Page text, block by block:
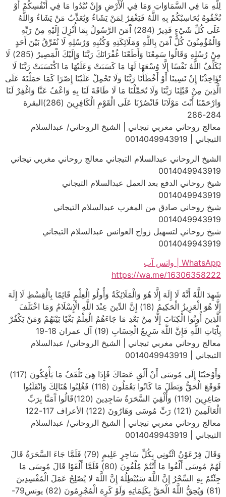
لِلَّهِ مَا فِي السَّمَاوَاتِ وَمَا فِي الْأَرْضِ وَإِنْ تُبْدُوا مَا فِي أَنْفُسِكُمْ أَوْ
تُخْفُوهُ يُحَاسِبْكُمْ بِهِ اللَّهُ فَيَغْفِرُ لِمَنْ يَشَاءُ وَيُعَذِّبُ مَنْ يَشَاءُ وَاللَّهُ
عَلَى كُلِّ شَيْءٍ قَدِيرٌ (284) آَمَنَ الرَّسُولُ بِمَا أُنْزِلَ إِلَيْهِ مِنْ رَبِّهِ
وَالْمُؤْمِنُونَ كُلٌّ آَمَنَ بِاللَّهِ وَمَلَائِكَتِهِ وَكُتُبِهِ وَرُسُلِهِ لَا نُفَرِّقُ بَيْنَ أَحَدٍ
مِنْ رُسُلِهِ وَقَالُوا سَمِعْنَا وَأَطَعْنَا غُفْرَانَكَ رَبَّنَا وَإِلَيْكَ الْمَصِيرُ (285) لَا
يُكَلِّفُ اللَّهُ نَفْسًا إِلَّا وُسْعَهَا لَهَا مَا كَسَبَتْ وَعَلَيْهَا مَا اكْتَسَبَتْ رَبَّنَا لَا
تُؤَاخِذْنَا إِنْ نَسِينَا أَوْ أَخْطَأْنَا رَبَّنَا وَلَا تَحْمِلْ عَلَيْنَا إِصْرًا كَمَا حَمَلْتَهُ عَلَى
الَّذِينَ مِنْ قَبْلِنَا رَبَّنَا وَلَا تُحَمِّلْنَا مَا لَا طَاقَةَ لَنَا بِهِ وَاعْفُ عَنَّا وَاغْفِرْ لَنَا
وَارْحَمْنَا أَنْتَ مَوْلَانَا فَانْصُرْنَا عَلَى الْقَوْمِ الْكَافِرِينَ (286)البقرة
284-286
معالج روحاني مغربي تيجاني | الشيخ الروحاني/ عبدالسلام
التيجاني | 0014049943919
الشيخ الروحاني عبدالسلام التيجاني معالج روحاني مغربي تيجاني
0014049943919
شيخ روحاني الدفع بعد العمل عبدالسلام التيجاني
0014049943919
شيخ روحاني صادق من المغرب عبدالسلام التيجاني
0014049943919
شيخ روحاني لتسهيل زواج العوانس عبدالسلام التيجاني
0014049943919
WhatsApp | واتس آب
https://wa.me/16306358222
شَهِدَ اللَّهُ أَنَّهُ لَا إِلَهَ إِلَّا هُوَ وَالْمَلَائِكَةُ وَأُولُو الْعِلْمِ قَائِمًا بِالْقِسْطِ لَا إِلَهَ
إِلَّا هُوَ الْعَزِيزُ الْحَكِيمُ (18) إِنَّ الدِّينَ عِنْدَ اللَّهِ الْإِسْلَامُ وَمَا اخْتَلَفَ
الَّذِينَ أُوتُوا الْكِتَابَ إِلَّا مِنْ بَعْدِ مَا جَاءَهُمُ الْعِلْمُ بَغْيًا بَيْنَهُمْ وَمَنْ يَكْفُرْ
بِآَيَاتِ اللَّهِ فَإِنَّ اللَّهَ سَرِيعُ الْحِسَابِ (19) آل عمران 18-19
معالج روحاني مغربي تيجاني | الشيخ الروحاني/ عبدالسلام
التيجاني | 0014049943919
وَأَوْحَيْنَا إِلَى مُوسَى أَنْ أَلْقِ عَصَاكَ فَإِذَا هِيَ تَلْقَفُ مَا يَأْفِكُونَ (117)
فَوَقَعَ الْحَقُّ وَبَطَلَ مَا كَانُوا يَعْمَلُونَ (118) فَغُلِبُوا هُنَالِكَ وَانْقَلَبُوا
صَاغِرِينَ (119) وَأُلْقِيَ السَّحَرَةُ سَاجِدِينَ (120)قَالُوا آَمَنَّا بِرَبِّ
الْعَالَمِينَ (121) رَبِّ مُوسَى وَهَارُونَ (122) الأعراف 117-122
معالج روحاني مغربي تيجاني | الشيخ الروحاني/ عبدالسلام
التيجاني | 0014049943919
وَقَالَ فِرْعَوْنُ ائْتُونِي بِكُلِّ سَاحِرٍ عَلِيمٍ (79) فَلَمَّا جَاءَ السَّحَرَةُ قَالَ
لَهُمْ مُوسَى أَلْقُوا مَا أَنْتُمْ مُلْقُونَ (80) فَلَمَّا أَلْقَوْا قَالَ مُوسَى مَا
جِئْتُمْ بِهِ السِّحْرُ إِنَّ اللَّهَ سَيُبْطِلُهُ إِنَّ اللَّهَ لا يُصْلِحُ عَمَلَ الْمُفْسِدِينَ
(81) وَيُحِقُّ اللَّهُ الْحَقَّ بِكَلِمَاتِهِ وَلَوْ كَرِهَ الْمُجْرِمُونَ (82) يونس79-